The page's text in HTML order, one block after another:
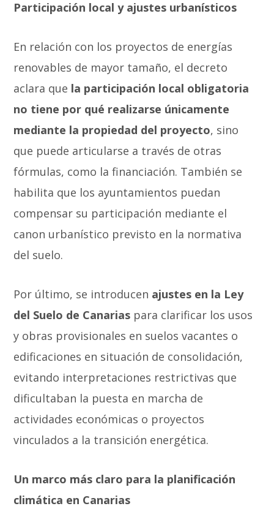
Participación local y ajustes urbanísticos
En relación con los proyectos de energías
renovables de mayor tamaño, el decreto
aclara que la participación local obligatoria
no tiene por qué realizarse únicamente
mediante la propiedad del proyecto, sino
que puede articularse a través de otras
fórmulas, como la financiación. También se
habilita que los ayuntamientos puedan
compensar su participación mediante el
canon urbanístico previsto en la normativa
del suelo.
Por último, se introducen ajustes en la Ley
del Suelo de Canarias para clarificar los usos
y obras provisionales en suelos vacantes o
edificaciones en situación de consolidación,
evitando interpretaciones restrictivas que
dificultaban la puesta en marcha de
actividades económicas o proyectos
vinculados a la transición energética.
Un marco más claro para la planificación
climática en Canarias